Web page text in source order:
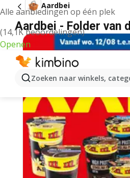
Alle aanbiedingen op één plek
(14,1K beoordelingen)
Openen
Zoeken naar winkels,
Aardbei
Aardbei - Folder van